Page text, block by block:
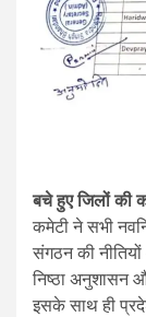
बचे हुए जिलों की
कमेटी ने सभी
संगठन की
निष्ठा अनुशासन
इसके साथ ही